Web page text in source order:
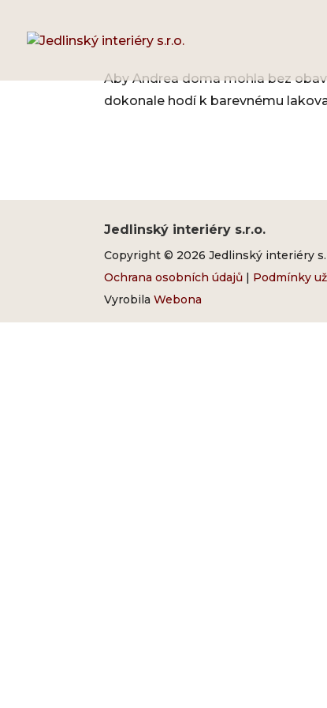
Aby Andrea doma mohla bez
dokonale hodí k barevnému
Jedlinský interiéry s.r.o.
Copyright © 2026 Jedlinský interiéry
Ochrana osobních údajů | Podmínky
Vyrobila Webona